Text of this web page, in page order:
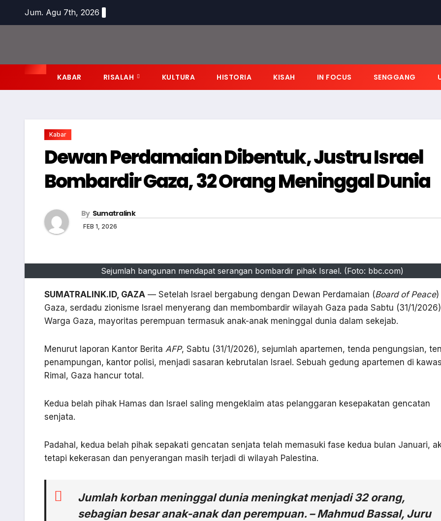
Jum. Agu 7th, 2026
KABAR RISALAH KULTURA HISTORIA KISAH IN FOCUS SENGGANG
Kabar
Dewan Perdamaian Dibentuk, Justru Israel
Bombardir Gaza, 32 Orang Meninggal Dunia
By Sumatralink
FEB 1, 2026
Sejumlah bangunan mendapat serangan bombardir pihak Israel. (Foto: bbc.com)
SUMATRALINK.ID, GAZA — Setelah Israel bergabung dengan Dewan Perdamaian (Board of Peace)
Gaza, serdadu zionisme Israel menyerang dan membombardir wilayah Gaza pada Sabtu (31/1/
Warga Gaza, mayoritas perempuan termasuk anak-anak meninggal dunia dalam sekejab.
Menurut laporan Kantor Berita AFP, Sabtu (31/1/2026), sejumlah apartemen, tenda pengungsian,
penampungan, kantor polisi, menjadi sasaran kebrutalan Israel. Sebuah gedung apartemen di
Rimal, Gaza hancur total.
Kedua belah pihak Hamas dan Israel saling mengeklaim atas pelanggaran kesepakatan gencatan
senjata.
Padahal, kedua belah pihak sepakati gencatan senjata telah memasuki fase kedua bulan Januari,
tetapi kekerasan dan penyerangan masih terjadi di wilayah Palestina.
Jumlah korban meninggal dunia meningkat menjadi 32 orang,
sebagian besar anak-anak dan perempuan. – Mahmud Bassal, Juru